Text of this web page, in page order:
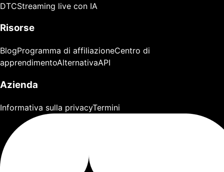
DTCStreaming live con IA
Risorse
BlogProgramma di affiliazioneCentro di
apprendimentoAlternativaAPI
Azienda
Informativa sulla privacyTermini